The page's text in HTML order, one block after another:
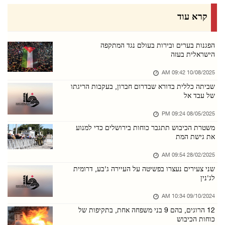
הנשיאות הפלסטינית בירכה על הסכם מכה להגנה משו ...
מתנחלים ערכו סיורים פרובוקטיביים בכמה מוקדים ...
מתנחלים תקפו מכלית מים בח'לאיל אל־לוז שמדרום־ ...
07/אוגוסט/2026 04:15 PM
מזכ"ל הליגה הערבית: ישראל משתמשת בכוח כדי להר ...
כ־70 אלף מתפללים השתתפו בתפילת יום שישי במסגד ...
07/אוגוסט/2026 04:08 PM
הנשיאות הפלסטינית גינתה את מתקפות הטילים על ס ...
07/אוגוסט/2026 01:10 PM
קרא עוד
הפגנות בערים ובירות בעולם נגד המתקפה
הישראלית בעזה
10/08/2025 09:42 AM
שביתה כללית בדורא שבדרום חברון, בעקבות הריגתו
של עבד אל
08/05/2025 09:24 PM
משטרת הכיבוש תתגבר כוחות בירושלים כדי למנוע
את גישת המת
28/02/2025 09:54 AM
שני צעירים נעצרו בפשיטה על העיירה ג'בע, דרומית
לג'נין
09/10/2024 10:34 AM
12 הרוגים, בהם 9 בני משפחה אחת, בתקיפות של
כוחות הכיבוש